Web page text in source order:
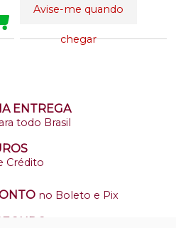
Avise-me quando
chegar
ENTREGA
todo Brasil
Crédito
no Boleto e Pix